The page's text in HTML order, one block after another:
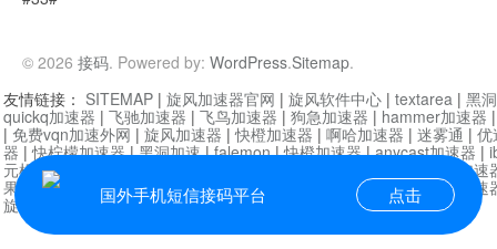
© 2026 接码. Powered by: WordPress.Sitemap.
国外手机短信接码平台 点击
友情链接： SITEMAP | 旋风加速器官网 | 旋风软件中心 | textarea | 黑
quickq加速器 | 飞驰加速器 | 飞鸟加速器 | 狗急加速器 | hammer加速器
| 免费vqn加速外网 | 旋风加速器 |快橙加速器 | 啊哈加速器 | 迷雾通 | 优
器 |快柠檬加速器|黑洞加速|falemon|快橙加速器|anycast加速器 |
元机场加速器
小牛加速
果加速器
黑洞加速|银河加速器|猎豹加速器 海鸥加速器|
芒果加速
旋风加速器度器|讯狗加速器|讯狗VPN